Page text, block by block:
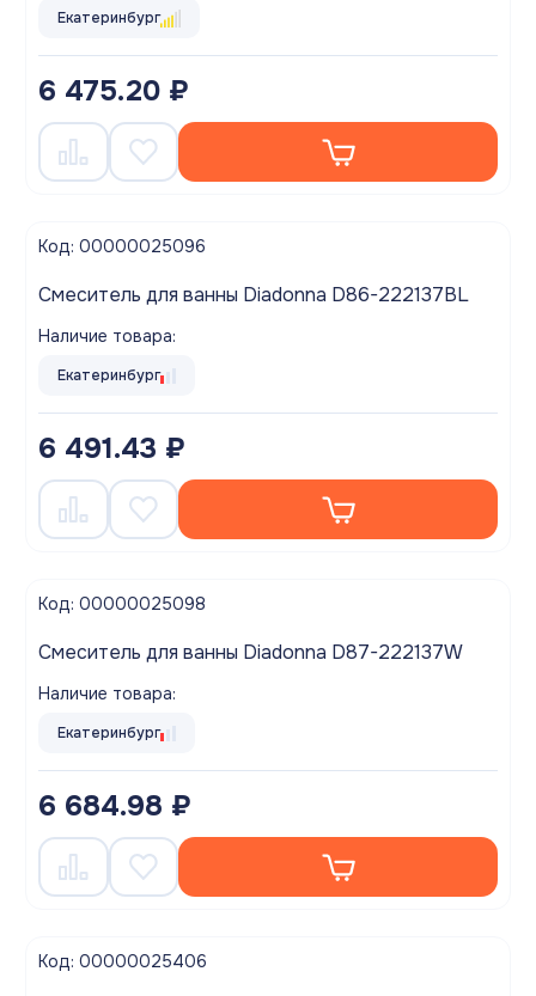
Екатеринбург
6 475.20 ₽
Код: 00000025096
Смеситель для ванны Diadonna D86-222137BL
Наличие товара:
Екатеринбург
6 491.43 ₽
Код: 00000025098
Смеситель для ванны Diadonna D87-222137W
Наличие товара:
Екатеринбург
6 684.98 ₽
Код: 00000025406